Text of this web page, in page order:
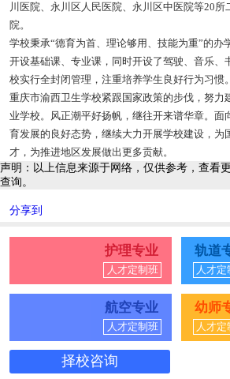
川医院、永川区人民医院、永川区中医院等20所
院。
学校秉承“德育为首、理论够用、技能为重”的办
开设基础课、专业课，同时开设了驾驶、音乐、
校实行全封闭管理，注重培养学生良好行为习惯
重庆市渝西卫生学校紧跟国家政策的步伐，努力
业学校。风正潮平好扬帆，继往开来谱华章。面
育发展的良好态势，继续大力开展学校建设，为
才，为推进地区发展做出更多贡献。
声明：以上信息来源于网络，仅供参考，查看
查询。
分享到
护理专业
人才定制班
轨道
人才定
航空专业
人才定制班
幼师
人才定
择校咨询